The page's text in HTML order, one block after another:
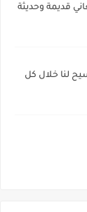
قديمة وحديثة
لنا خلال كل